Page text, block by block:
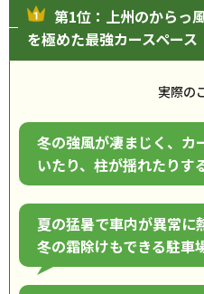
第1位：上州のからっ
を極めた最強カースペース
実際の
冬の強風が凄まじく、カ
いたり、柱が揺れたりす
夏の猛暑で車内が異常に
冬の霜除けもできる駐車